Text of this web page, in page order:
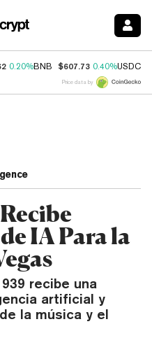
0.20%BNB $607.73 0.40%USDC
Price data by
IA Para la
recibe una
artificial y
la música y el